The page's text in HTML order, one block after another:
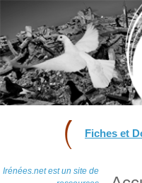
Fiches et
Irénées.net est un site de